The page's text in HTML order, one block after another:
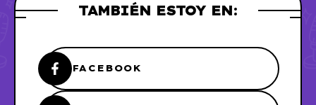
TAMBIÉN ESTOY EN:
FACEBOOK